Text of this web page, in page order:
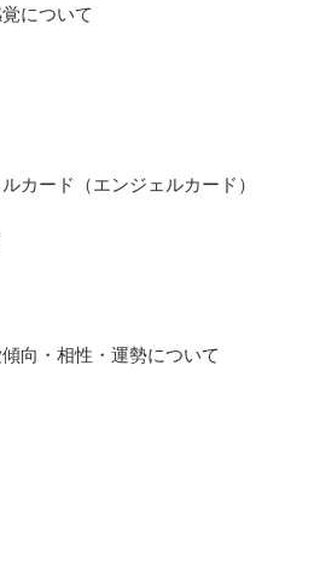
について
カード（エンジェルカード）
向・相性・運勢について